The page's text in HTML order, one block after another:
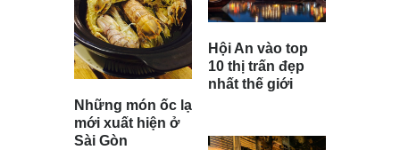
Những món ốc lạ
mới xuất hiện ở
Sài Gòn
Hội An vào top
10 thị trấn đẹp
nhất thế giới